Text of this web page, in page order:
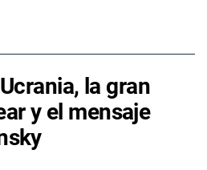
la gran
y el mensaje